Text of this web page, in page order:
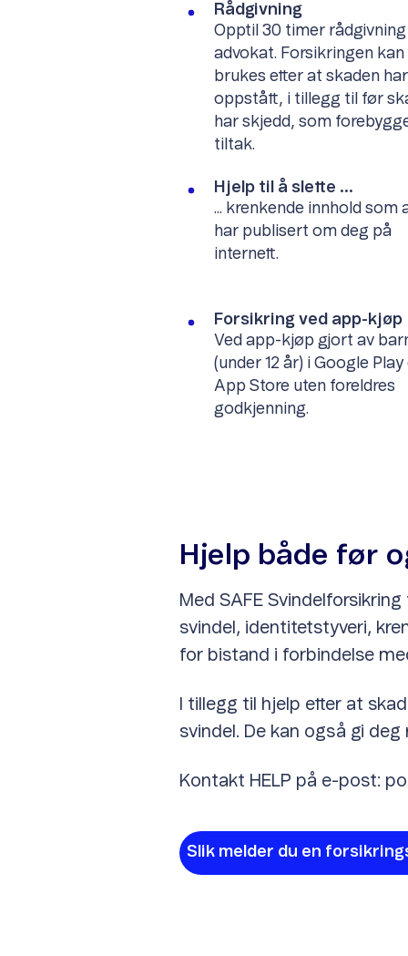
Rådgivning
Opptil 30 timer
advokat. Forsikringen kan
brukes etter at skaden har
oppstått, i tillegg til før
har skjedd, som
tiltak.
Hjelp til å slette ...
... krenkende innhold som
har publisert om deg på
internett.
Forsikring ved app-kjøp
Ved app-kjøp gjort av
(under 12 år) i Google Play
App Store uten foreldres
godkjenning.
Hjelp både før
Med SAFE
svindel, identitetstyveri,
for bistand i forbindelse
I tillegg til hjelp etter at
svindel. De kan også gi
Kontakt HELP på e-post:
Slik melder du en